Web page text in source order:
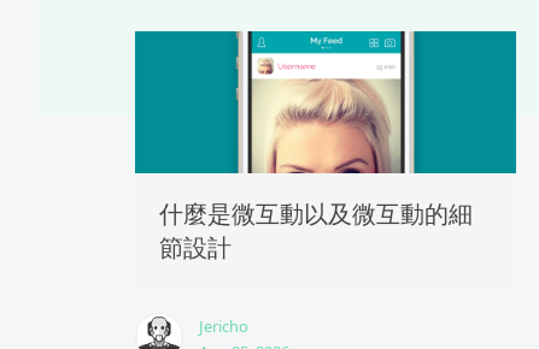
什麼是微互動以及微互動的細
節設計
Jericho